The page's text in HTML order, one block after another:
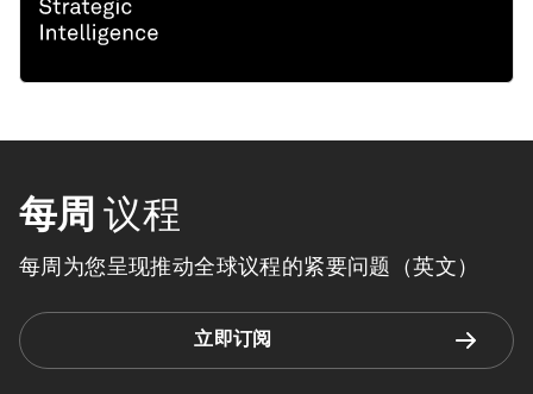
每周 议程
每周为您呈现推动全球议程的紧要问题（英文）
立即订阅